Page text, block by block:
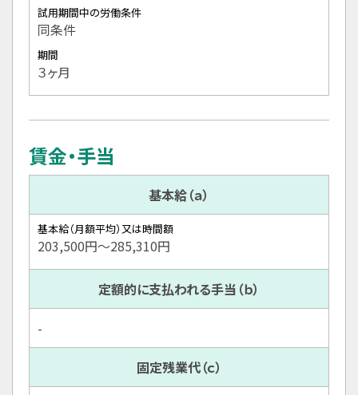
試用期間中の労働条件
同条件
期間
３ヶ月
賃金・手当
基本給（ａ）
基本給（月額平均）又は時間額
203,500円〜285,310円
定額的に支払われる手当（ｂ）
-
固定残業代（ｃ）